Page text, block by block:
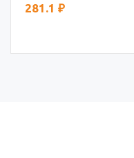
281.1 ₽